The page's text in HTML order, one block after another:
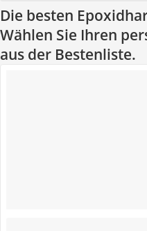
Die besten
Wählen Sie Ihren
aus der Bestenliste.